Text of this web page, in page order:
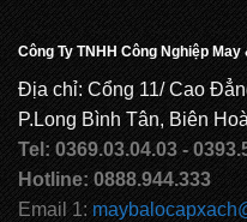
Công Ty TNHH Công Nghiệp
Địa chỉ: Cổng 11/ Cao
P.Long Bình Tân, Biên
Tel: 0369.03.04.03 -
Hotline: 0888.944.333
Email 1: